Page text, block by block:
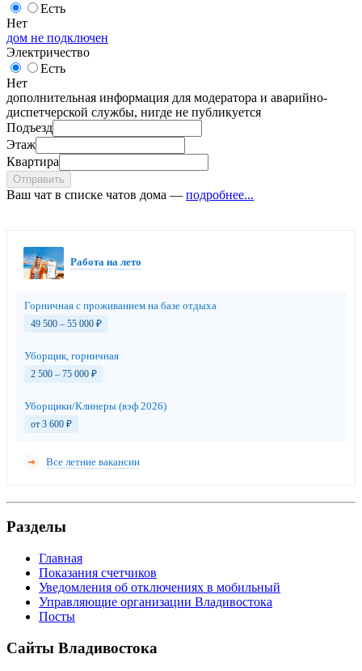
Есть
Нет
дом не подключен
Электричество
Есть
Нет
дополнительная информация для модератора и аварийно-
диспетчерской службы, нигде не публикуется
Подъезд
Этаж
Квартира
Отправить
Ваш чат в списке чатов дома — подробнее...
Работа на лето
Горничная с проживанием на базе отдыха
49 500 – 55 000 ₽
Уборщик, горничная
2 500 – 75 000 ₽
Уборщики/Клинеры (вэф 2026)
от 3 600 ₽
Все летние вакансии
Разделы
Главная
Показания счетчиков
Уведомления об отключениях в мобильный
Управляющие организации Владивостока
Посты
Сайты Владивостока